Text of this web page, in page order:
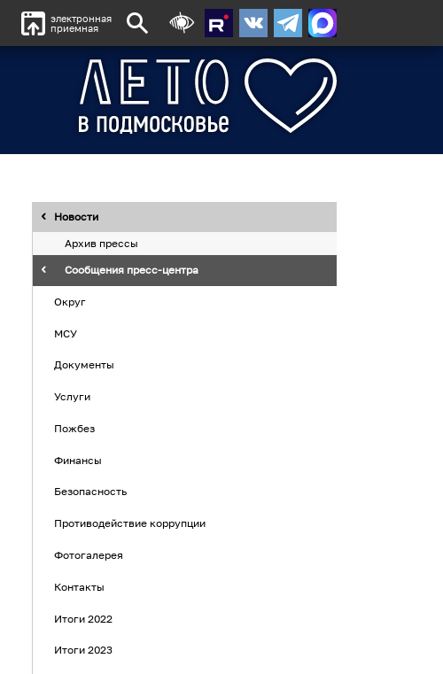
электронная
приемная
Новости
Архив прессы
Сообщения пресс-центра
Округ
МСУ
Документы
Услуги
Пожбез
Финансы
Безопасность
Противодействие коррупции
Фотогалерея
Контакты
Итоги 2022
Итоги 2023